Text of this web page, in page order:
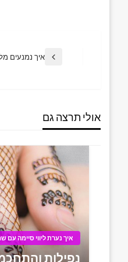
Post
Previous
איך נמנעים
אולי תרצה גם
איך נערת ליווי סיימה עם
נפילות